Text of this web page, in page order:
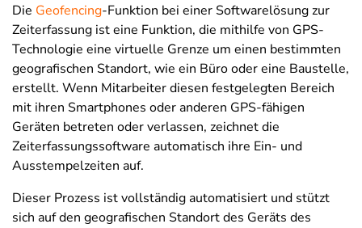
Die Geofencing-Funktion bei einer Softwarelösung zur
Zeiterfassung ist eine Funktion, die mithilfe von GPS-
Technologie eine virtuelle Grenze um einen bestimmten
geografischen Standort, wie ein Büro oder eine Baustelle,
erstellt. Wenn Mitarbeiter diesen festgelegten Bereich
mit ihren Smartphones oder anderen GPS-fähigen
Geräten betreten oder verlassen, zeichnet die
Zeiterfassungssoftware automatisch ihre Ein- und
Ausstempelzeiten auf.
Dieser Prozess ist vollständig automatisiert und stützt
sich auf den geografischen Standort des Geräts des